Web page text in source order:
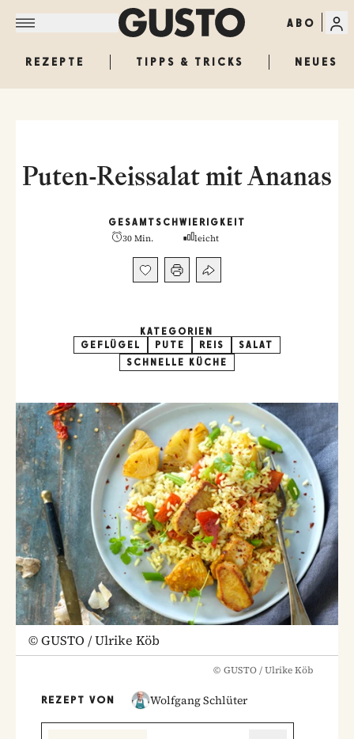
ABO
REZEPTE TIPPS & TRICKS NEUES
Puten-Reissalat mit Ananas
GESAMT
30 Min.
SCHWIERIGKEIT
leicht
KATEGORIEN
GEFLÜGEL
PUTE REIS
SALAT
SCHNELLE KÜCHE
©GUSTO / Ulrike Köb
© GUSTO / Ulrike Köb
REZEPT VON Wolfgang Schlüter